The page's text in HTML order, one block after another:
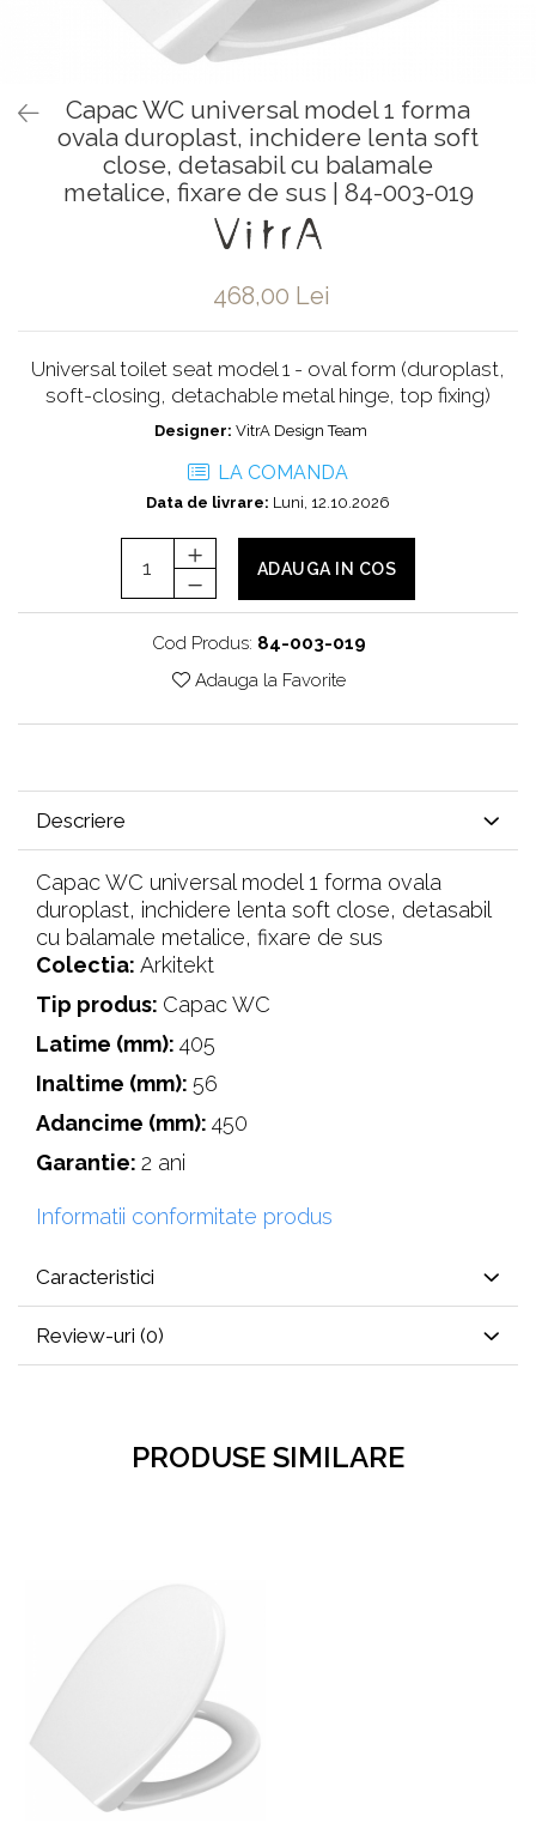
Baterii pentru bideu
Robinete de trecere
Robinete masina de spalat
Capac WC universal model 1 forma
ovala duroplast, inchidere lenta soft
close, detasabil cu balamale
metalice, fixare de sus | 84-003-019
468,00 Lei
Universal toilet seat model 1 - oval form (duroplast,
soft-closing, detachable metal hinge, top fixing)
Designer: VitrA Design Team
LA COMANDA
Data de livrare: Luni, 12.10.2026
ADAUGA IN COS
Cod Produs: 84-003-019
Adauga la Favorite
Descriere
Capac WC universal model 1 forma ovala
duroplast, inchidere lenta soft close, detasabil
cu balamale metalice, fixare de sus
Colectia: Arkitekt
Tip produs: Capac WC
Latime (mm): 405
Inaltime (mm): 56
Adancime (mm): 450
Garantie: 2 ani
Informatii conformitate produs
Caracteristici
Review-uri (0)
PRODUSE SIMILARE